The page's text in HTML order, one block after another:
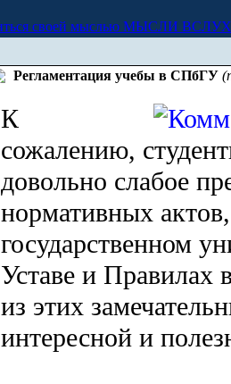
МЫСЛИ ВСЛУХ
Регламентация учебы в СПбГУ
К
сожалению,
довольно слабое
нормативных
государственном
Уставе и Правилах
из этих
интересной и